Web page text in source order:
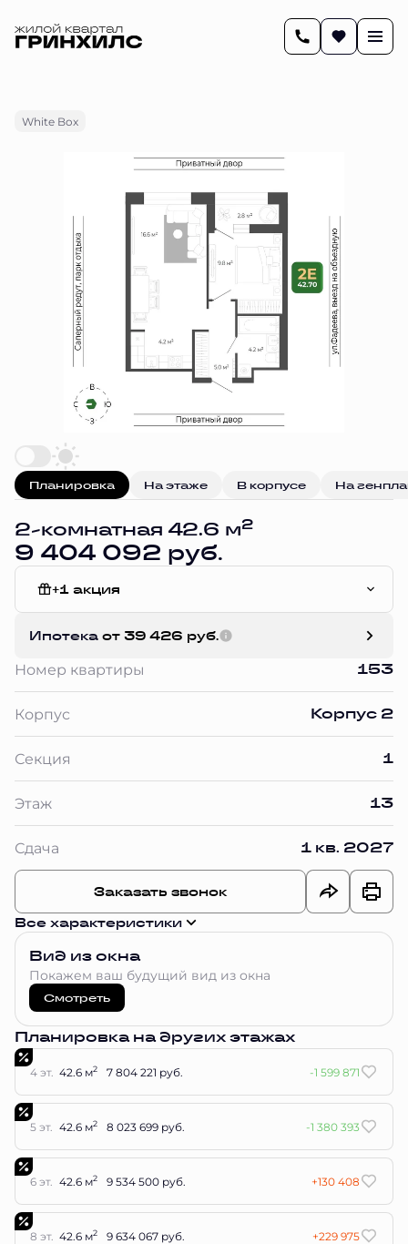
2-комнатная42.6 м 9 404 092 руб.
White Box
Планировка На этаже В корпусе На
2-комнатная 42.6 м2
9 404 092 руб.
+1 акция
Ипотека от 39 426 руб.
Номер квартиры 153
Корпус Корпус 2
Секция 1
Этаж 13
Сдача 1 кв. 2027
Заказать звонок
Все характеристики
Вид из окна
Покажем ваш будущий вид из окна
Смотреть
Планировка на других этажах
4 эт. 42.6 м2 7 804 221 руб. -1 599 871
5 эт. 42.6 м2 8 023 699 руб. -1 380 393
6 эт. 42.6 м2 9 534 500 руб. +130 408
8 эт. 42.6 м2 9 634 067 руб. +229 975